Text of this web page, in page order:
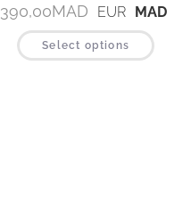
390,00MAD EUR MAD
Select options